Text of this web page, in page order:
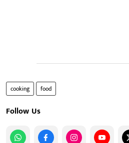
cooking food
Follow Us